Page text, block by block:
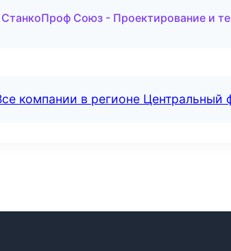
Союз - Проектирование и
компании в регионе Центральный